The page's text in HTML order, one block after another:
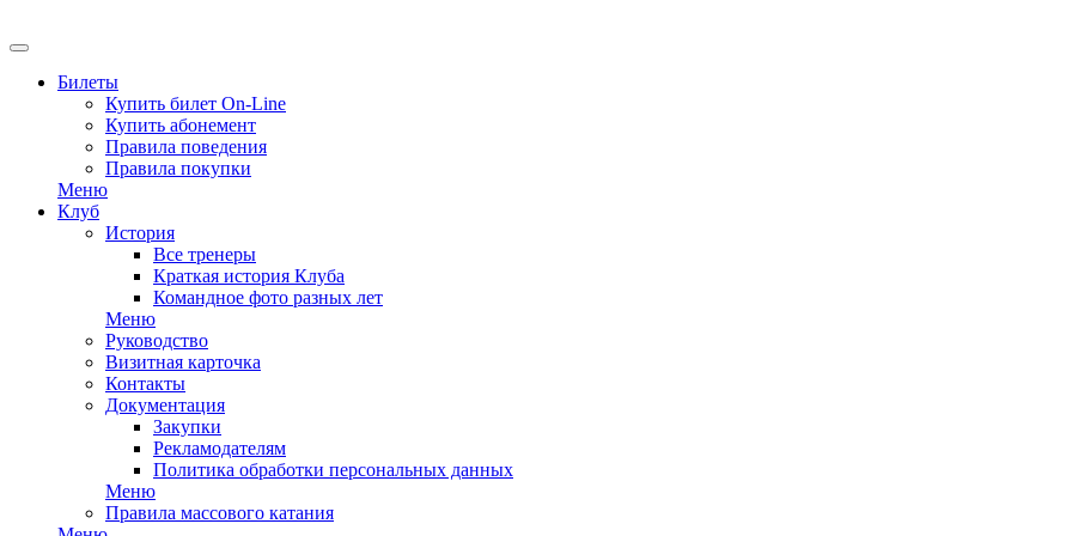
Билеты
Купить билет On-Line
Купить абонемент
Правила поведения
Правила покупки
Меню
Клуб
История
Все тренеры
Краткая история Клуба
Командное фото разных лет
Меню
Руководство
Визитная карточка
Контакты
Документация
Закупки
Рекламодателям
Политика обработки персональных данных
Меню
Правила массового катания